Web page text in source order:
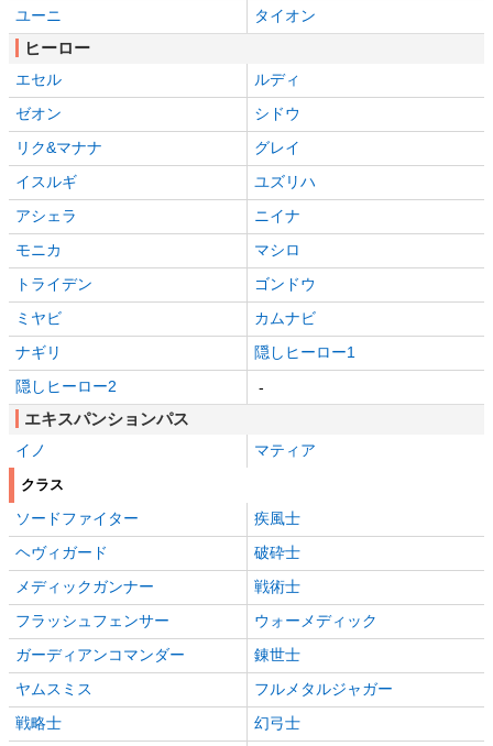
ユーニ
タイオン
ヒーロー
エセル
ルディ
ゼオン
シドウ
リク&マナナ
グレイ
イスルギ
ユズリハ
アシェラ
ニイナ
モニカ
マシロ
トライデン
ゴンドウ
ミヤビ
カムナビ
ナギリ
隠しヒーロー1
隠しヒーロー2
-
エキスパンションパス
イノ マティア
クラス
ソードファイター
疾風士
ヘヴィガード
破砕士
メディックガンナー
戦術士
フラッシュフェンサー
ウォーメディック
ガーディアンコマンダー
錬世士
ヤムスミス
フルメタルジャガー
戦略士
幻弓士